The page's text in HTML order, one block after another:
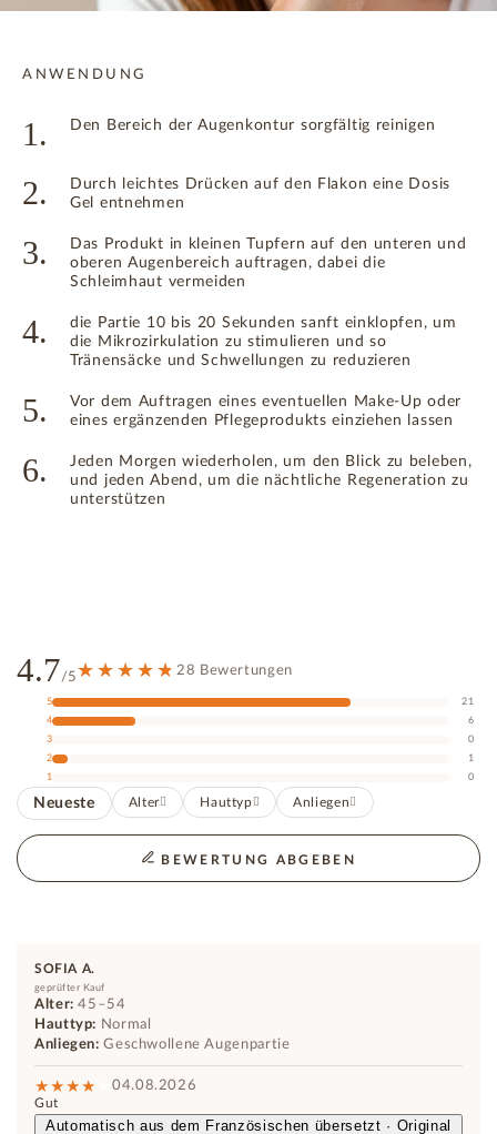
ANWENDUNG
1. Den Bereich der Augenkontur sorgfältig reinigen
2.
Durch leichtes Drücken auf den Flakon eine Dosis
Gel entnehmen
3.
Das Produkt in kleinen Tupfern auf den unteren und
oberen Augenbereich auftragen, dabei die
Schleimhaut vermeiden
4.
die Partie 10 bis 20 Sekunden sanft einklopfen, um
die Mikrozirkulation zu stimulieren und so
Tränensäcke und Schwellungen zu reduzieren
5.
Vor dem Auftragen eines eventuellen Make-Up oder
eines ergänzenden Pflegeprodukts einziehen lassen
6.
Jeden Morgen wiederholen, um den Blick zu beleben,
und jeden Abend, um die nächtliche Regeneration zu
unterstützen
4.7/5 28 Bewertungen
5
21
4
6
3
0
2
1
1
0
Neueste Alter Hauttyp Anliegen
BEWERTUNG ABGEBEN
SOFIA A.
geprüfter Kauf
Alter: 45–54
Hauttyp: Normal
Anliegen: Geschwollene Augenpartie
04.08.2026
Gut
Automatisch aus dem Französischen übersetzt · Original